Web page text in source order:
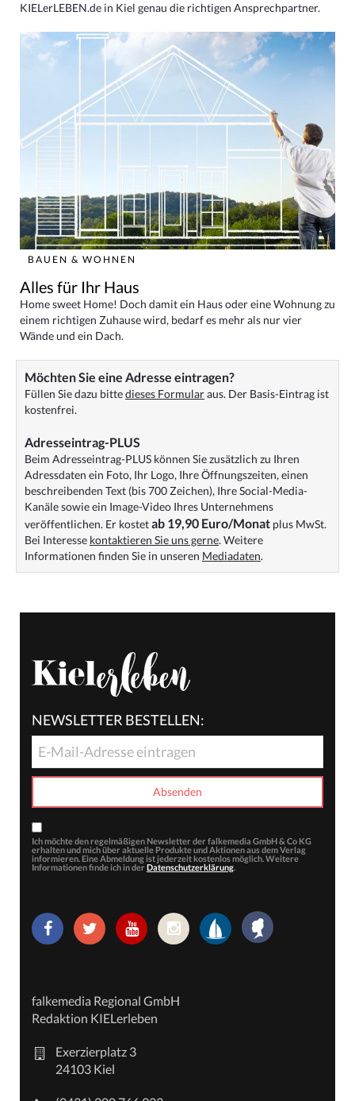
KIELerLEBEN.de in Kiel genau die richtigen Ansprechpartner.
BAUEN & WOHNEN
Alles für Ihr Haus
Home sweet Home! Doch damit ein Haus oder eine Wohnung zu
einem richtigen Zuhause wird, bedarf es mehr als nur vier
Wände und ein Dach.
Möchten Sie eine Adresse eintragen?
Füllen Sie dazu bittedieses Formularaus. Der Basis-Eintrag ist
kostenfrei.
Adresseintrag-PLUS
Beim Adresseintrag-PLUS können Sie zusätzlich zu Ihren
Adressdaten ein Foto, Ihr Logo, Ihre Öffnungszeiten, einen
beschreibenden Text (bis 700 Zeichen), Ihre Social-Media-
Kanäle sowie ein Image-Video Ihres Unternehmens
veröffentlichen. Er kostetab 19,90 Euro/Monat plus MwSt.
Bei Interesse kontaktieren Sie uns gerne. Weitere
Informationen finden Sie in unseren Mediadaten.
NEWSLETTER BESTELLEN:
Ich möchte den regelmäßigen Newsletter der falkemedia GmbH & Co KG
erhalten und mich über aktuelle Produkte und Aktionen aus dem Verlag
informieren. Eine Abmeldung ist jederzeit kostenlos möglich. Weitere
Informationen finde ich in der Datenschutzerklärung.
falkemedia Regional GmbH
Redaktion KIELerleben
Exerzierplatz 3
24103 Kiel